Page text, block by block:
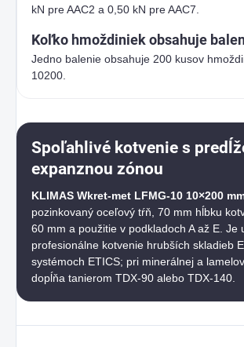
kN pre AAC2 a 0,50 kN pre AAC7.
Koľko hmoždiniek obsahuje
Jedno balenie obsahuje 200 kusov
10200.
Spoľahlivé kotvenie s
expanznou zónou
KLIMAS Wkret-met LFMG-10 10×200
pozinkovaný oceľový tŕň, 70 mm hĺbku
60 mm a použitie v podkladoch A až E. Je
profesionálne kotvenie hrubších skladieb
systémoch ETICS; pri minerálnej a
dopĺňa tanierom TDX-90 alebo TDX-140.